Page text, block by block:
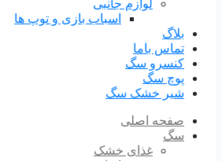
لوازم جانبی
اسباب بازی و توپ ها
بلاگ
تماس باما
کنسرو سگ
پوچ سگ
شیر خشک سگ
صفحه اصلی
سگ
غذای خشک